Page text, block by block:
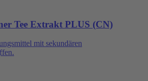
Tee Extrakt PLUS (CN)
mit sekundären